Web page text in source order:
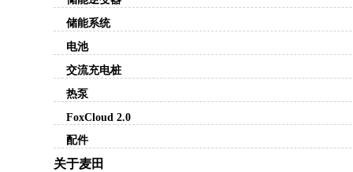
储能系统
电池
交流充电桩
热泵
FoxCloud 2.0
配件
关于麦田